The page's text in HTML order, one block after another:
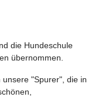
die Hundeschule
übernommen.
unsere "Spurer", die in